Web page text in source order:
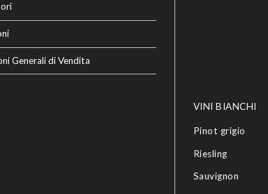
Generali di Vendita
VINI BIANCHI
Pinot grigio
Riesling
Sauvignon